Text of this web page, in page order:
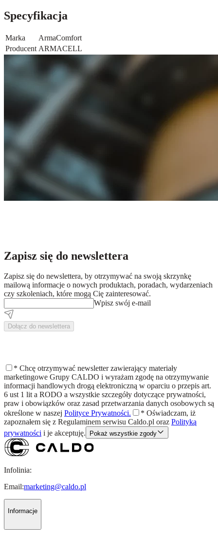
Specyfikacja
Marka
ArmaComfort
Producent ARMACELL
Zapisz się do newslettera
Zapisz się do newslettera, by otrzymywać na swoją skrzynkę
mailową informacje o nowych produktach, poradach, wydarzeniach
czy szkoleniach, które mogą Cię zainteresować.
Wpisz swój e-mail
Dołącz do newslettera
* Chcę otrzymywać newsletter zawierający materiały
marketingowe Grupy CALDO i wyrażam zgodę na otrzymywanie
informacji handlowych drogą elektroniczną w oparciu o przepis art.
6 ust 1 lit a RODO a wszystkie szczegóły dotyczące prywatności,
praw i obowiązków oraz zasad przetwarzania danych osobowych są
określone w naszej Polityce Prywatności. * Oświadczam, iż
zapoznałem się z Regulaminem serwisu Caldo.pl oraz Polityką
prywatności i je akceptuję. Pokaż wszystkie zgody
Infolinia:
Email:marketing@caldo.pl
Informacje